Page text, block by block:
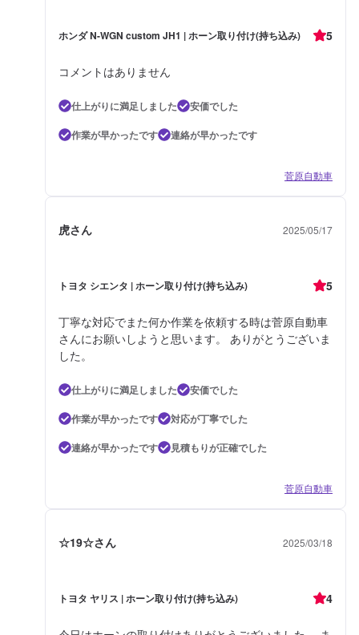
ホンダ N-WGN custom JH1 | ホーン取り付け(持ち込み) 5
コメントはありません
仕上がりに満足しました
安価でした
作業が早かったです
連絡が早かったです
菅原自動車
虎さん 2025/05/17
トヨタ シエンタ | ホーン取り付け(持ち込み) 5
丁寧な対応でまた何か作業を依頼する時は菅原自動車
さんにお願いしようと思います。 ありがとうございま
した。
仕上がりに満足しました
安価でした
作業が早かったです
対応が丁寧でした
連絡が早かったです
見積もりが正確でした
菅原自動車
☆19☆さん 2025/03/18
トヨタ ヤリス | ホーン取り付け(持ち込み) 4